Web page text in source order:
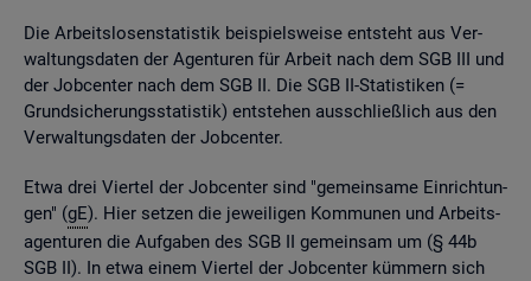
Die Ar­beits­lo­sen­sta­tis­tik bei­spiels­wei­se ent­steht aus Ver­
wal­tungs­da­ten der Agen­tu­ren für Ar­beit nach dem SGB III und
der Job­cen­ter nach dem SGB II. Die SGB II-Sta­tis­ti­ken (=
Grund­si­che­rungs­sta­tis­tik) ent­ste­hen aus­schlie­ß­lich aus den
Ver­wal­tungs­da­ten der Job­cen­ter.
Etwa drei Vier­tel der Job­cen­ter sind "ge­mein­sa­me Ein­rich­tun­
gen" (gE). Hier set­zen die je­wei­li­gen Kom­mu­nen und Ar­beits­
agen­tu­ren die Auf­ga­ben des SGB II ge­mein­sam um (§ 44b
SGB II). In etwa einem Vier­tel der Job­cen­ter küm­mern sich